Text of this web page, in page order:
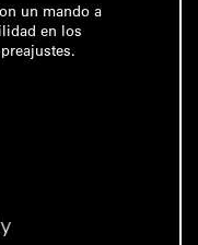
un mando a
en los